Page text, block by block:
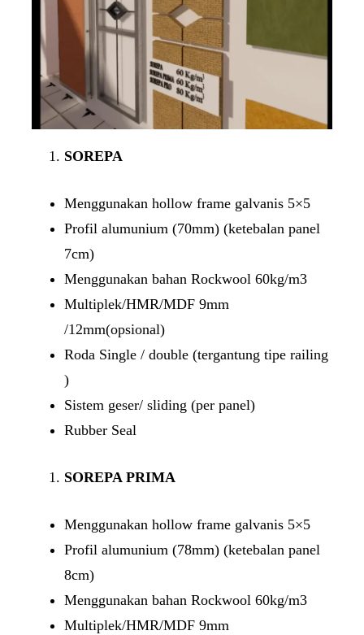
SOREPA
Menggunakan hollow frame galvanis 5×5
Profil alumunium (70mm) (ketebalan panel
7cm)
Menggunakan bahan Rockwool 60kg/m3
Multiplek/HMR/MDF 9mm
/12mm(opsional)
Roda Single / double (tergantung tipe railing
)
Sistem geser/ sliding (per panel)
Rubber Seal
SOREPA PRIMA
Menggunakan hollow frame galvanis 5×5
Profil alumunium (78mm) (ketebalan panel
8cm)
Menggunakan bahan Rockwool 60kg/m3
Multiplek/HMR/MDF 9mm